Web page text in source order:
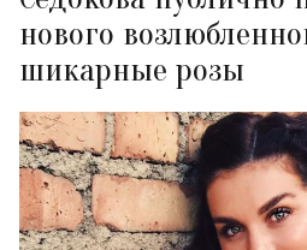
нового
шикарные розы